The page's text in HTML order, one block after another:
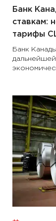
Банк
ставкам:
тарифы
Банк